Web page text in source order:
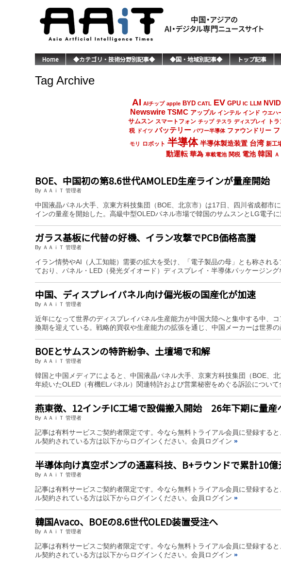
Home ◆カテゴリ・技術分野別記事◆ ◆国・地域別記事◆ トップ記事
Tag Archive
AI AIチップ apple BYD CATL EV GPU IC LLM
Newswire TSMC アップル インテル インド ウエハ
サムスン スマートフォン チップ テスラ ディスプレイ ト
税
ドイツ バッテリー パワー半導体 ファウンドリー
モリ ロボット 半導体 半導体製造装置 台湾 新工
動運転 華為 車載電池 関税 電池 韓国 Ａ
BOE、中国初の第8.6世代AMOLED生産ラインが量産開始
By ＡＡｉＴ 管理者
中国液晶パネル大手、京東方科技集団（BOE、北京市）は17日、四川省成都市
インの量産を開始した。高級中型OLEDパネル市場で韓国のサムスンとLG電子に
ガラス基板に代替の好機、イラン攻撃でPCB価格高騰
By ＡＡｉＴ 管理者
イラン情勢やAI（人工知能）需要の拡大を受け、「電子製品の母」とも称され
ており、パネル・LED（発光ダイオード）ディスプレイ・半導体パッケージン
中国、ディスプレイパネル向け偏光板の国産化が加速
By ＡＡｉＴ 管理者
近年になって世界のディスプレイパネル生産能力が中国大陸へと集中する中、
換期を迎えている。戦略的買収や生産能力の拡張を通じ、中国メーカーは世界
BOEとサムスンの特許紛争、土壇場で和解
By ＡＡｉＴ 管理者
韓国と中国メディアによると、中国液晶パネル大手、京東方科技集団（BOE、
年続いたOLED（有機ELパネル）関連特許および営業秘密をめぐる訴訟につい
燕東微、12インチIC工場で設備搬入開始 26年下期に量産
By ＡＡｉＴ 管理者
記事は有料サービスご契約者限定です。今なら無料トライアル会員に登録する
ル契約されている方は以下からログインください。会員ログイン »
半導体向け真空ポンプの通嘉科技、B+ラウンドで累計10
By ＡＡｉＴ 管理者
記事は有料サービスご契約者限定です。今なら無料トライアル会員に登録する
ル契約されている方は以下からログインください。会員ログイン »
韓国Avaco、BOEの8.6世代OLED装置受注へ
By ＡＡｉＴ 管理者
記事は有料サービスご契約者限定です。今なら無料トライアル会員に登録する
ル契約されている方は以下からログインください。会員ログイン »